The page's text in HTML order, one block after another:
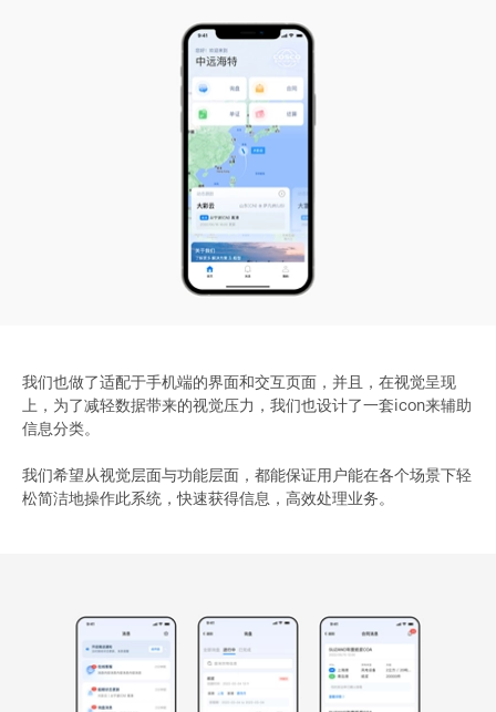
我们也做了适配于手机端的界面和交互页面，并且，在视觉呈现
上，为了减轻数据带来的视觉压力，我们也设计了一套icon来辅助
信息分类。
我们希望从视觉层面与功能层面，都能保证用户能在各个场景下轻
松简洁地操作此系统，快速获得信息，高效处理业务。